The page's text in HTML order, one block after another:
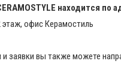
находится по
этаж, офис Керамостиль
заявки вы также можете